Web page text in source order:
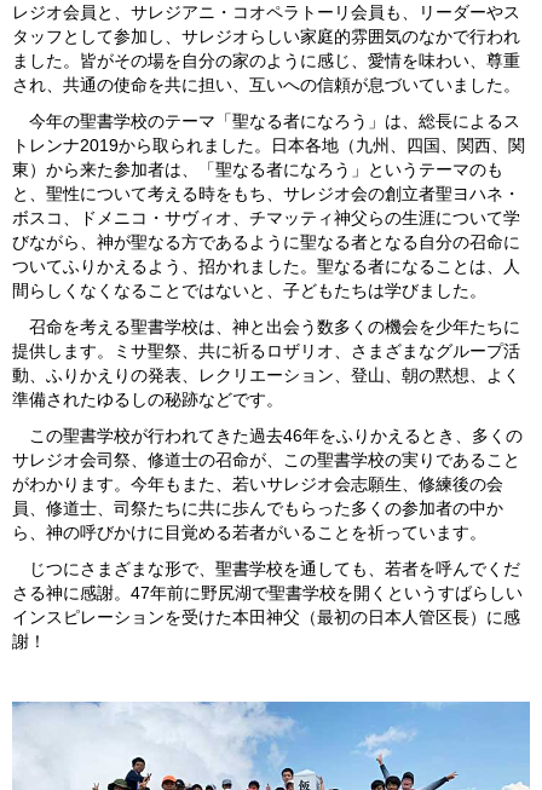
レジオ会員と、サレジアニ・コオペラトーリ会員も、リーダーやス
タッフとして参加し、サレジオらしい家庭的雰囲気のなかで行われ
ました。皆がその場を自分の家のように感じ、愛情を味わい、尊重
され、共通の使命を共に担い、互いへの信頼が息づいていました。
今年の聖書学校のテーマ「聖なる者になろう」は、総長によるス
トレンナ2019から取られました。日本各地（九州、四国、関西、関
東）から来た参加者は、「聖なる者になろう」というテーマのも
と、聖性について考える時をもち、サレジオ会の創立者聖ヨハネ・
ボスコ、ドメニコ・サヴィオ、チマッティ神父らの生涯について学
びながら、神が聖なる方であるように聖なる者となる自分の召命に
ついてふりかえるよう、招かれました。聖なる者になることは、人
間らしくなくなることではないと、子どもたちは学びました。
召命を考える聖書学校は、神と出会う数多くの機会を少年たちに
提供します。ミサ聖祭、共に祈るロザリオ、さまざまなグループ活
動、ふりかえりの発表、レクリエーション、登山、朝の黙想、よく
準備されたゆるしの秘跡などです。
この聖書学校が行われてきた過去46年をふりかえるとき、多くの
サレジオ会司祭、修道士の召命が、この聖書学校の実りであること
がわかります。今年もまた、若いサレジオ会志願生、修練後の会
員、修道士、司祭たちに共に歩んでもらった多くの参加者の中か
ら、神の呼びかけに目覚める若者がいることを祈っています。
じつにさまざまな形で、聖書学校を通しても、若者を呼んでくだ
さる神に感謝。47年前に野尻湖で聖書学校を開くというすばらしい
インスピレーションを受けた本田神父（最初の日本人管区長）に感
謝！